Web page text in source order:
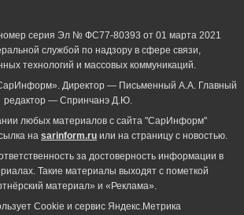
серия Эл № ФС77-80393 от 01 марта 2021
службой по надзору в сфере связи,
технологий и массовых коммуникаций.
Директор — Письменный А.А. Главный
редактор — Спринчанэ Д.Ю.
любых материалов с сайта "СарИнформ"
на sarinform.ru или на страницу с новостью.
за достоверность информации в
Такие материалы выходят с пометкой
материал» и «Реклама».
Cookie и сервиc Яндекс.Метрика